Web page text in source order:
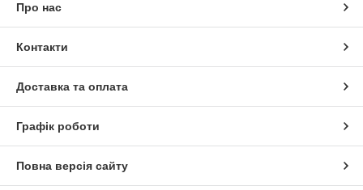
Про нас
Контакти
Доставка та оплата
Графік роботи
Повна версія сайту